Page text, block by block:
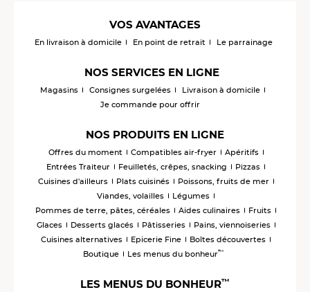
VOS AVANTAGES
En livraison à domicile En point de retrait Le parrainage
NOS SERVICES EN LIGNE
Magasins Consignes surgelées
Livraison à domicile
Je commande pour offrir
NOS PRODUITS EN LIGNE
Offres du moment Compatibles air-fryer
Apéritifs
Entrées Traiteur
Feuilletés, crêpes, snacking
Pizzas
Cuisines d'ailleurs
Plats cuisinés
Poissons, fruits de mer
Viandes, volailles
Légumes
Pommes de terre, pâtes, céréales
Aides culinaires
Fruits
Glaces
Desserts glacés Pâtisseries
Pains, viennoiseries
Cuisines alternatives
Epicerie Fine
Boîtes découvertes
Boutique
Les menus du bonheur™
LES MENUS DU BONHEUR™